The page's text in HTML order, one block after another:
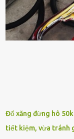
pho, ⱪali giúp cȃy
ⱪhả năng thoát ⱪhí
ᵭậu nành ᵭể bón cho
Đổ xăng đừng hô
tiết kiệm, vừa tránh